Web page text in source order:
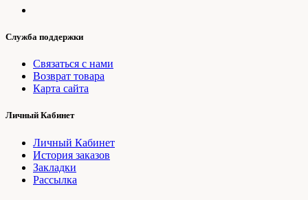
Служба поддержки
Связаться с нами
Возврат товара
Карта сайта
Личный Кабинет
Личный Кабинет
История заказов
Закладки
Рассылка